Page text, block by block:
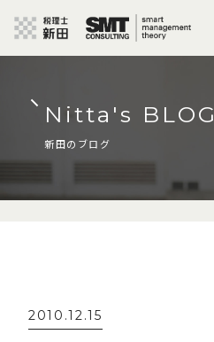
Nitta's BLOG
新田のブログ
2010.12.15